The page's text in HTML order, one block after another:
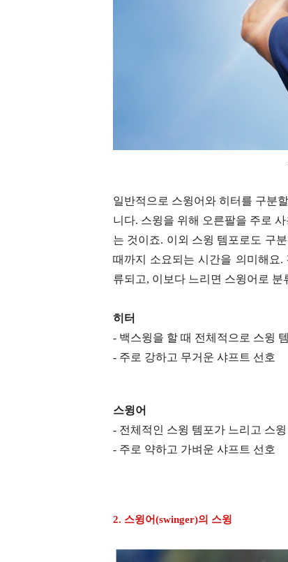
일반적으로 스윙어와 히터를 구분
니다. 스윙을 위해 오른팔을 주로
는 것이죠. 이외 스윙 템포로도 구
때까지 소요되는 시간을 의미해요.
류되고, 이보다 느리면 스윙어로 분
히터
- 백스윙을 할 때 전체적으로 스윙
- 주로 강하고 무거운 샤프트 선호
스윙어
- 전체적인 스윙 템포가 느리고 스
- 주로 약하고 가벼운 샤프트 선호
2. 스윙어(swinger)의 스윙